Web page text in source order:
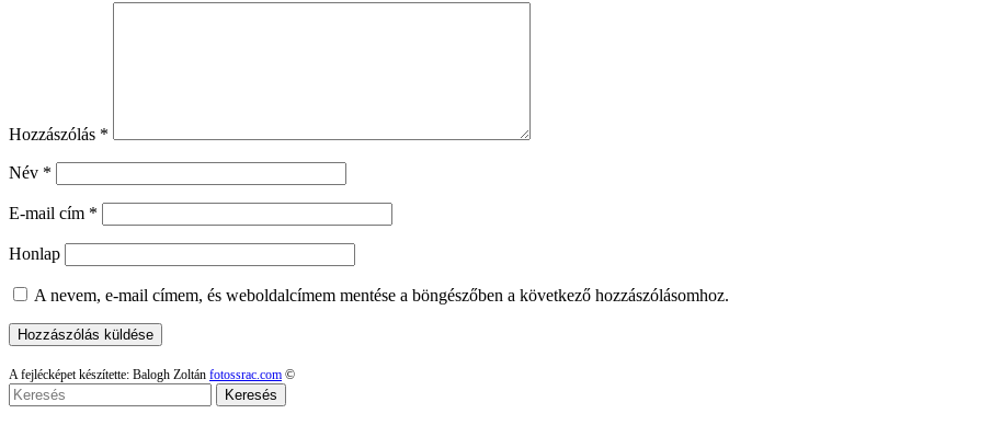
Hozzászólás *
Név *
E-mail cím *
Honlap
A nevem, e-mail címem, és weboldalcímem mentése a böngészőben a következő hozzászólásomhoz.
A fejlécképet készítette: Balogh Zoltán fotossrac.com ©
Keresés